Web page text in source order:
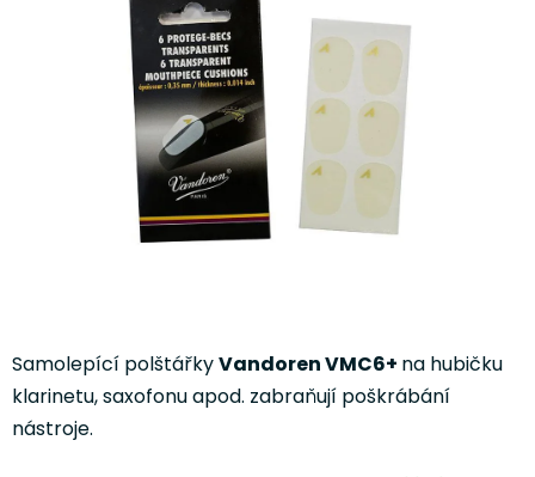
Samolepící polštářkyVandoren VMC6+ na hubičku
klarinetu, saxofonu apod. zabraňují poškrábání
nástroje.